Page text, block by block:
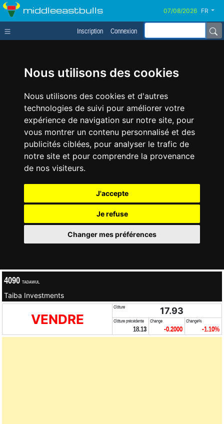
Nous utilisons des cookies
Nous utilisons des cookies et d'autres
technologies de suivi pour améliorer votre
expérience de navigation sur notre site, pour
vous montrer un contenu personnalisé et des
publicités ciblées, pour analyser le trafic de
notre site et pour comprendre la provenance
de nos visiteurs.
J'accepte
Je refuse
Changer mes préférences
middleeastbulls FR
Inscription Connexion
4090 TADAWUL
Taiba Investments
VENDRE
Clôture 17.93
Clôture précédente
18.13
Change
-0.2000
Change%
-1.10%